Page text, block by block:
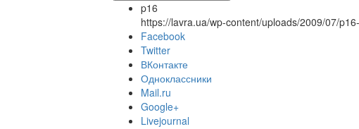
p16
https://lavra.ua/wp-content/uploads/2009/07/
Facebook
Twitter
ВКонтакте
Одноклассники
Mail.ru
Google+
Livejournal